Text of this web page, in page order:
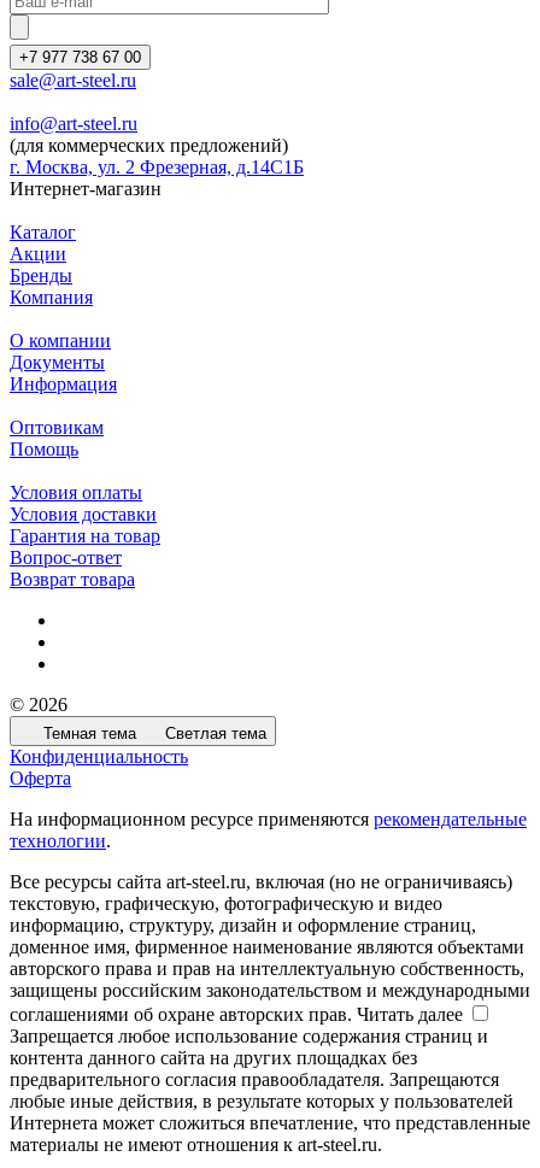
+7 977 738 67 00
sale@art-steel.ru
info@art-steel.ru
(для коммерческих предложений)
г. Москва, ул. 2 Фрезерная, д.14С1Б
Интернет-магазин
Каталог
Акции
Бренды
Компания
О компании
Документы
Информация
Оптовикам
Помощь
Условия оплаты
Условия доставки
Гарантия на товар
Вопрос-ответ
Возврат товара
© 2026
Темная тема Светлая тема
Конфиденциальность
Оферта
На информационном ресурсе применяются рекомендательные
технологии.
Все ресурсы сайта art-steel.ru, включая (но не ограничиваясь)
текстовую, графическую, фотографическую и видео
информацию, структуру, дизайн и оформление страниц,
доменное имя, фирменное наименование являются объектами
авторского права и прав на интеллектуальную собственность,
защищены российским законодательством и международными
соглашениями об охране авторских прав. Читать далее
Запрещается любое использование содержания страниц и
контента данного сайта на других площадках без
предварительного согласия правообладателя. Запрещаются
любые иные действия, в результате которых у пользователей
Интернета может сложиться впечатление, что представленные
материалы не имеют отношения к art-steel.ru.